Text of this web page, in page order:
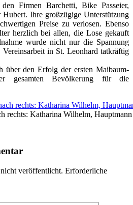
Firmen Barchetti, Bike Passeier,
Ihre großzügige Unterstützung
Preise zu verlosen. Ebenso
herzlich bei allen, die Lose gekauft
wurde nicht nur die Spannung
Vereinsarbeit in St. Leonhard tatkräftig
über den Erfolg der ersten Maibaum-
gesamten Bevölkerung für die
rechts: Katharina Wilhelm,
veröffentlicht. Erforderliche